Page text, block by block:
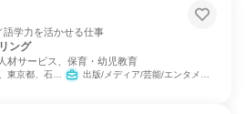
語学力を活かせる仕事
ング
材サービス、保育・幼児教育
県、大阪府、広島県、福岡県 出版/メディア/芸能/エンタメ専門職、営業、バックオフィス・事務・受付、広報/IR